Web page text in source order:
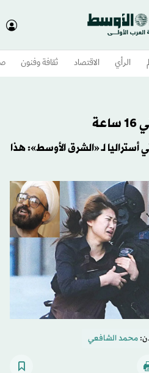
الرأي الاقتصاد ثقافة وفنون
أستراليا لـ «الشرق الأوسط»: هذا
محمد الشافعي